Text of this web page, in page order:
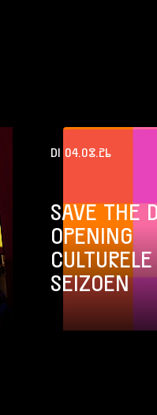
DI 04.08.26
SAVE THE
OPENING
CULTURELE
SEIZOEN